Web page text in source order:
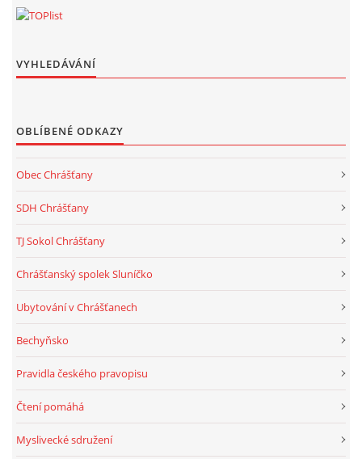
VYHLEDÁVÁNÍ
OBLÍBENÉ ODKAZY
Obec Chrášťany
SDH Chrášťany
TJ Sokol Chrášťany
Chrášťanský spolek Sluníčko
Ubytování v Chrášťanech
Bechyňsko
Pravidla českého pravopisu
Čtení pomáhá
Myslivecké sdružení